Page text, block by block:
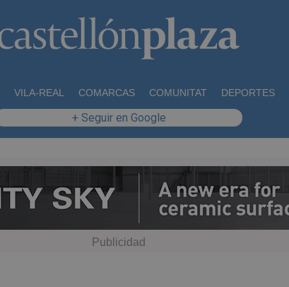
VILA-REAL COMARCAS COMUNITAT DEPORTES
+ Seguir en Google